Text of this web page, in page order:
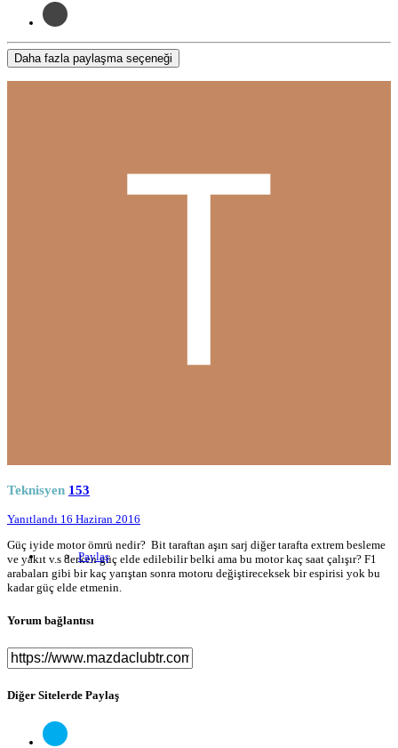
Daha fazla paylaşma seçeneği
Teknisyen 153
Yanıtlandı 16 Haziran 2016
Paylaş
Güç iyide motor ömrü nedir? Bit taraftan aşırı sarj diğer tarafta extrem besleme
ve yakıt v.s derken güç elde edilebilir belki ama bu motor kaç saat çalışır? F1
arabaları gibi bir kaç yarıştan sonra motoru değiştireceksek bir espirisi yok bu
kadar güç elde etmenin.
Yorum bağlantısı
Diğer Sitelerde Paylaş